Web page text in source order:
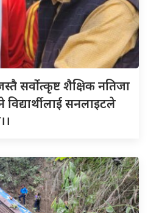
सर्वोत्कृष्ट शैक्षिक नतिजा
विद्यार्थीलाई सनलाइटले